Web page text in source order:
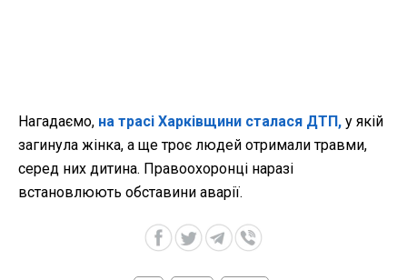
Нагадаємо, на трасі Харківщини сталася ДТП, у якій
загинула жінка, а ще троє людей отримали травми,
серед них дитина. Правоохоронці наразі
встановлюють обставини аварії.